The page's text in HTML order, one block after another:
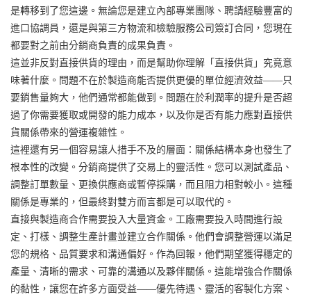
是轉移到了您這邊。無論您是建立內部專業團隊、聘請經驗豐富的
進口協調員，還是與第三方物流和檢驗服務公司簽訂合同，您現在
都要對之前由分銷商負責的成果負責。
這並非反對直接供貨的理由，而是幫助你理解「直接供貨」究竟意
味著什麼。問題不在於製造商能否提供更優的單位經濟效益——只
要銷售量夠大，他們通常都能做到。問題在於利潤率的提升是否超
過了你需要獲取或開發的能力成本，以及你是否有能力應對直接供
貨關係帶來的營運複雜性。
這裡還有另一個容易讓人措手不及的層面：關係結構本身也發生了
根本性的改變。分銷商提供了交易上的靈活性。您可以測試產品、
調整訂單數量、更換供應商或暫停採購，而且阻力相對較小。這種
關係是專業的，但最終對雙方而言都是可以取代的。
直接與製造商合作需要投入大量資金。工廠需要投入時間進行設
定、打樣、調整生產計畫並建立合作關係。他們會調整營運以滿足
您的規格、品質要求和溝通偏好。作為回報，他們期望獲得穩定的
產量、清晰的需求、可靠的溝通以及夥伴關係。這能增強合作關係
的黏性，讓您在許多方面受益——優先待遇、靈活的客製化方案、